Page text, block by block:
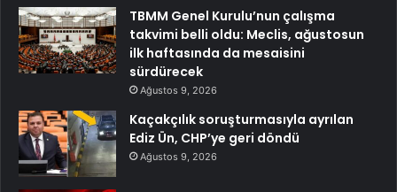
TBMM Genel Kurulu’nun çalışma
takvimi belli oldu: Meclis, ağustosun
ilk haftasında da mesaisini
sürdürecek
Ağustos 9, 2026
Kaçakçılık soruşturmasıyla ayrılan
Ediz Ün, CHP’ye geri döndü
Ağustos 9, 2026